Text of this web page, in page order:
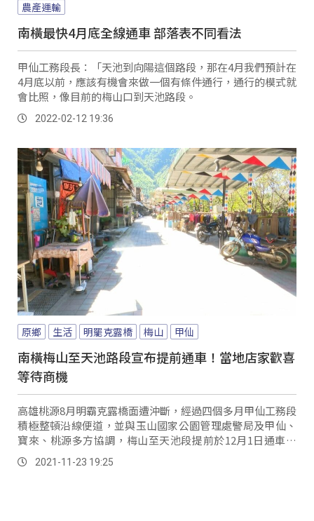
農產運輸
南橫最快4月底全線通車 部落表不同看法
甲仙工務段長：「天池到向陽這個路段，那在4月我們預計在
4月底以前，應該有機會來做一個有條件通行，通行的模式就
會比照，像目前的梅山口到天池路段。
2022-02-12 19:36
原鄉 生活 明罷克露橋 梅山 甲仙
南橫梅山至天池路段宣布提前通車！當地店家歡喜
等待商機
高雄桃源8月明霸克露橋面遭沖斷，經過四個多月甲仙工務段
積極整頓沿線便道，並與玉山國家公園管理處警局及甲仙、
寶來、桃源多方協調，梅山至天池段提前於12月1日通車，
讓遊客享受山櫻花、梅花花期體驗享受高山之...。
2021-11-23 19:25